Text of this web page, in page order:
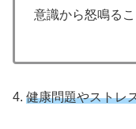
意識から怒鳴る
4. 健康問題やストレ